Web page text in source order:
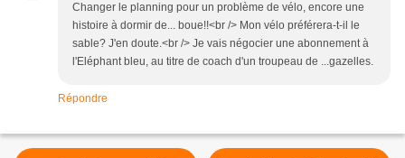
Changer le planning pour un problème de vélo, encore une
histoire à dormir de... boue!!<br /> Mon vélo préférera-t-il le
sable? J'en doute.<br /> Je vais négocier une abonnement à
l'Eléphant bleu, au titre de coach d'un troupeau de ...gazelles.
Répondre